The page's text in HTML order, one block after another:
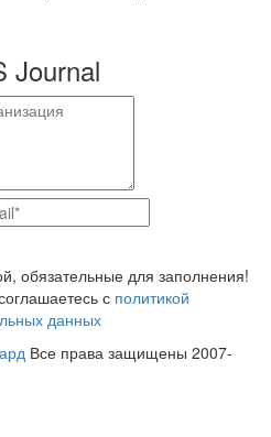
Journal
обязательные для заполнения!
с политикой
данных
Все права защищены 2007-